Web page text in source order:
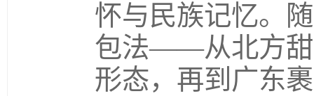
怀与民族记忆。
包法——从北方甜
形态，再到广东